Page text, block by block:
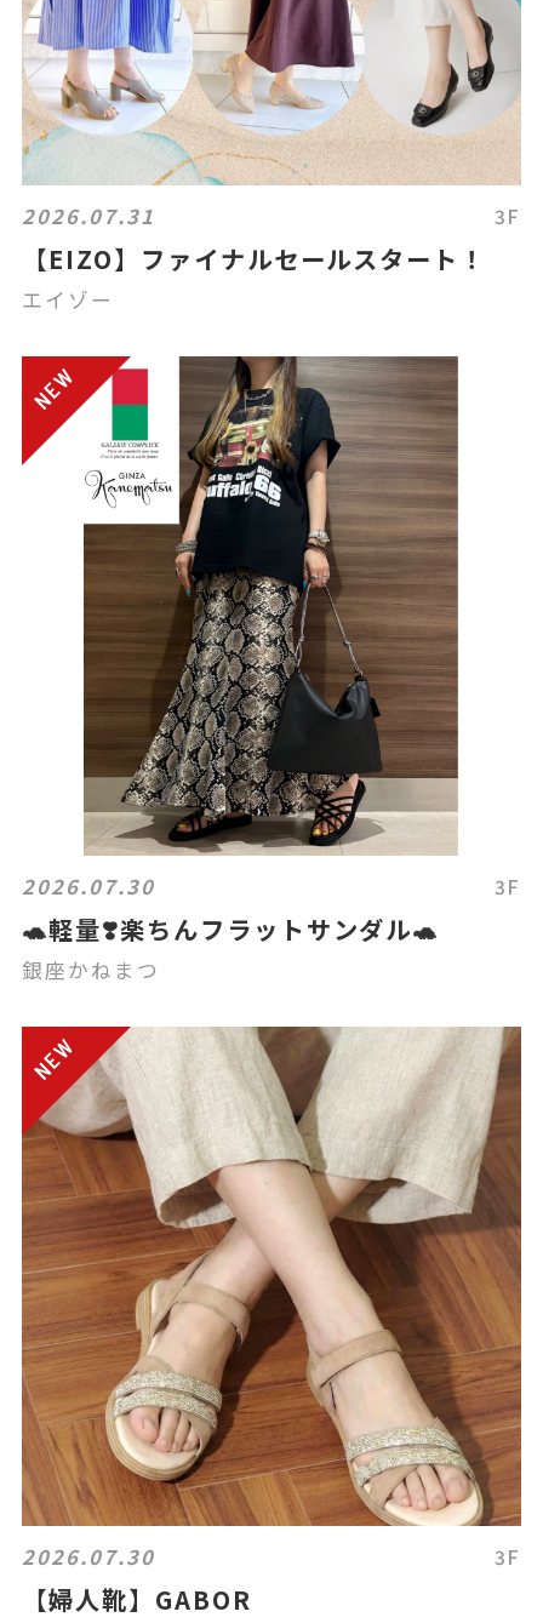
2026.07.31 3F
【EIZO】ファイナルセールスタート！
エイゾー
2026.07.30 3F
🐢軽量❣️楽ちんフラットサンダル🐢
銀座かねまつ
2026.07.30 3F
【婦人靴】GABOR